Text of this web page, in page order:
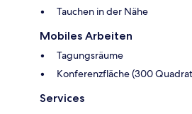
Tauchen in der Nähe
Mobiles Arbeiten
Tagungsräume
Konferenzfläche (300
Services